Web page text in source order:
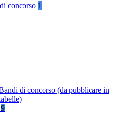
concorso 1
di concorso (da pubblicare in
9